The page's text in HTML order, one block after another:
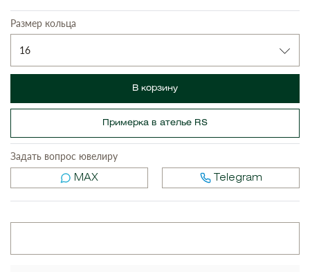
Размер кольца
16
В корзину
Примерка в ателье RS
Задать вопрос ювелиру
MAX Telegram